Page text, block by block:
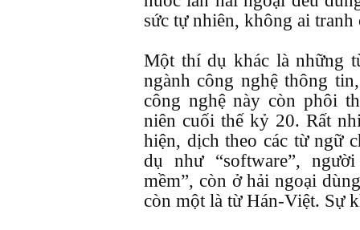
sức tự nhiên, không ai tranh
Một thí dụ khác là những
ngành công nghệ thông
công nghệ này còn phôi
niên cuối thế kỷ 20. Rất
hiện, dịch theo các từ ngữ
dụ như “software”,
mềm”, còn ở hải ngoại
còn một là từ Hán-Việt. Sự